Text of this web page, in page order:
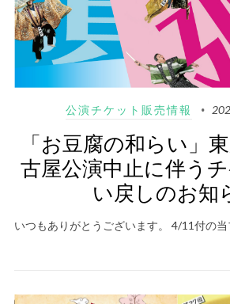
公演チケット販売情報
「お豆腐の和らい」
古屋公演中止に伴う
い戻しのお知
いつもありがとうございます。 4/11付の